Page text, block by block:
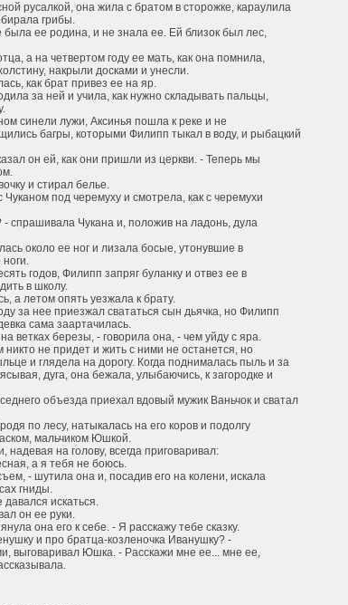
русалкой, она жила с братом в сторожке, караулила
грибы.
была ее родина, и не знала ее. Ей близок был лес,
а на четвертом году ее мать, как она помнила,
накрыли досками и унесли.
как брат привез ее на яр.
за ней и учила, как нужно складывать пальцы,
синели лужи, Аксинья пошла к реке и не
багры, которыми Филипп тыкал в воду, и рыбацкий
он ей, как они пришли из церкви. - Теперь мы
и стирал белье.
Чуканом под черемуху и смотрела, как с черемухи
- спрашивала Чукана и, положив на ладонь, дула
около ее ног и лизала босые, утонувшие в
годов, Филипп запряг буланку и отвез ее в
в школу.
а летом опять уезжала к брату.
за нее приезжал свататься сын дьячка, но Филипп
сама заартачилась.
ветках березы, - говорила она, - чем уйду с яра.
никто не придет и жить с ними не останется, но
и глядела на дорогу. Когда поднималась пыль и за
дуга, она бежала, улыбаючись, к загородке и
объезда приехал вдовый мужик Ваньчок и сватал
по лесу, натыкалась на его коров и подолгу
мальчиком Юшкой.
надевая на голову, всегда приговаривал:
а я тебя не боюсь.
- шутила она и, посадив его на колени, искала
гниды.
искаться.
он ее руки.
она его к себе. - Я расскажу тебе сказку.
и про братца-козленочка Иванушку? -
выговаривал Юшка. - Расскажи мне ее... мне ее,